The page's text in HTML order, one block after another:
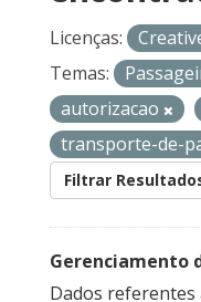
Licenças:
Temas:
autorizacao
transporte-de-
Filtrar
Gerenciamento
Dados referentes